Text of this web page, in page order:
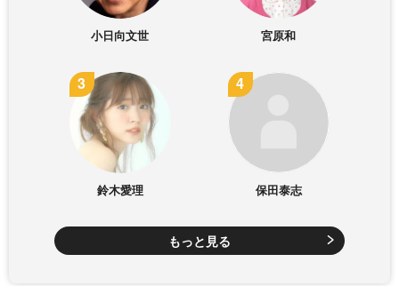
小日向文世 宮原和
鈴木愛理 保田泰志
もっと見る